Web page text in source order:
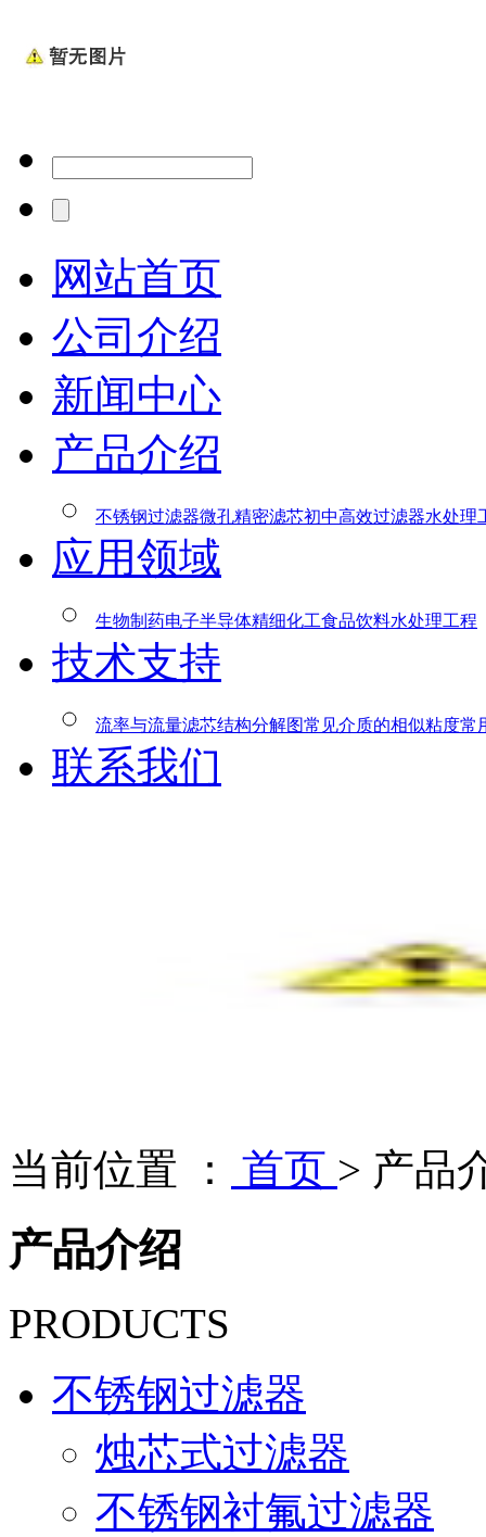
网站首页
公司介绍
新闻中心
产品介绍
不锈钢过滤器微孔精密滤芯初中高效过滤器水处理
应用领域
生物制药电子半导体精细化工食品饮料水处理工程
技术支持
流率与流量滤芯结构分解图常见介质的相似粘度常
联系我们
当前位置 ： 首页 > 产品
产品介绍
PRODUCTS
不锈钢过滤器
烛芯式过滤器
不锈钢衬氟过滤器